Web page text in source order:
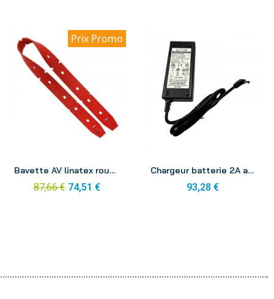
Prix Promo
Bavette AV linatex rouge autolaveuse ICA CT 51B
87,66 € 74,51 €
Chargeur batterie 2A autolaveuse ICA CT5 B
93,28 €